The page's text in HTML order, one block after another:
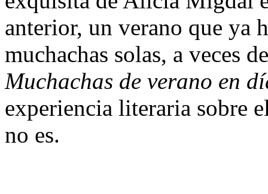
anterior, un verano que ya
muchachas solas, a veces
Muchachas de verano en
experiencia literaria sobre
no es.